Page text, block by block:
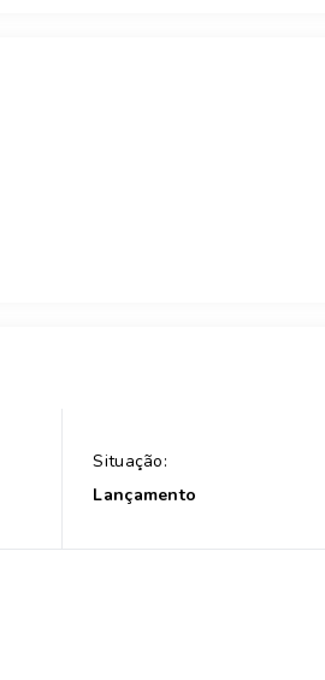
Situação:
Lançamento